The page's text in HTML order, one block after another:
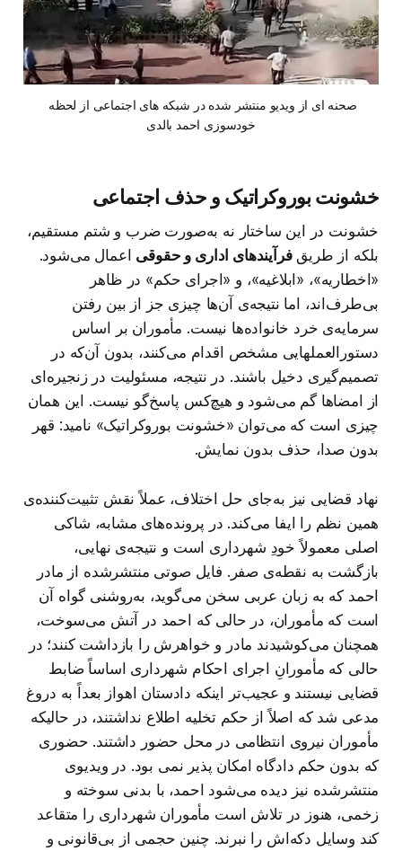
خودسوزی احمد بالدی
خشونت بوروکراتیک و حذف اجتماعی
خشونت در این ساختار نه به‌صورت ضرب و شتم مستقیم،
بلکه از طریقفرآیندهای اداری و حقوقی اعمال می‌شود.
«اخطاریه»، «ابلاغیه»، و «اجرای حکم» در ظاهر
بی‌طرف‌اند، اما نتیجه‌ی آن‌ها چیزی جز از بین رفتن
سرمایه‌ی خرد خانواده‌ها نیست. مأموران بر اساس
دستورالعملهایی مشخص اقدام می‌کنند، بدون آن‌که در
تصمیم‌گیری دخیل باشند. در نتیجه، مسئولیت در زنجیره‌ای
از امضاها گم می‌شود و هیچ‌کس پاسخ‌گو نیست. این همان
چیزی است که می‌توان «خشونت بوروکراتیک» نامید: قهر
بدون صدا، حذف بدون نمایش.
نهاد قضایی نیز به‌جای حل اختلاف، عملاً نقش تثبیت‌کننده‌ی
همین نظم را ایفا می‌کند. در پرونده‌های مشابه، شاکی
اصلی معمولاً خودِ شهرداری است و نتیجه‌ی نهایی،
بازگشت به نقطه‌ی صفر. فایل صوتی منتشرشده از مادر
احمد که به زبان عربی سخن می‌گوید، به‌روشنی گواه آن
است که مأموران، در حالی که احمد در آتش می‌سوخت،
همچنان می‌کوشیدند مادر و خواهرش را بازداشت کنند؛ در
حالی‌ که مأمورانِ اجرای احکام شهرداری اساساً ضابط
قضایی نیستند و عجیب‌تر اینکه دادستان اهواز بعداً به دروغ
مدعی شد که اصلاً از حکم تخلیه اطلاع نداشتند، در حالیکه
مأموران نیروی انتظامی در محل حضور داشتند. حضوری
که بدون حکم دادگاه امکان پذیر نمی بود. در ویدیوی
منتشرشده نیز دیده می‌شود احمد، با بدنی سوخته و
زخمی، هنوز در تلاش است مأموران شهرداری را متقاعد
کند وسایل دکه‌اش را نبرند. چنین حجمی از بی‌قانونی و